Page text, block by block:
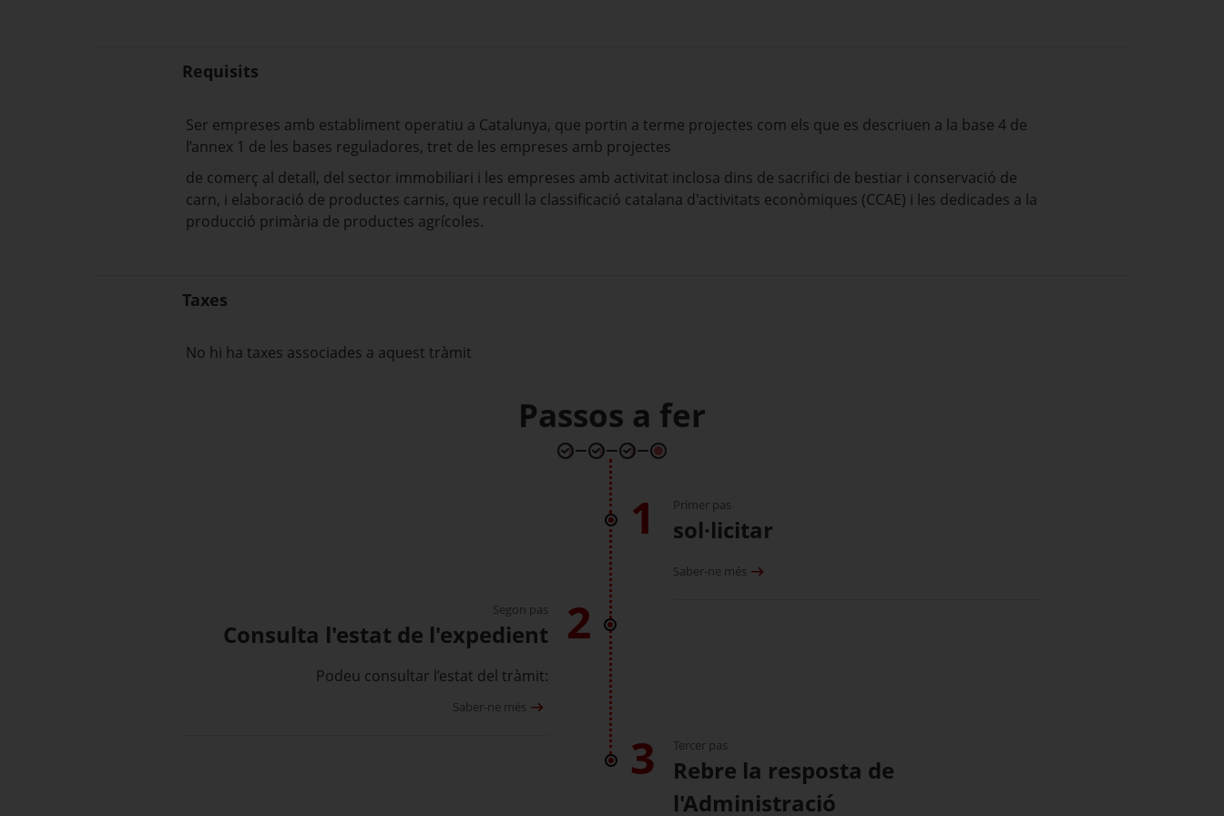
Requisits
Ser empreses amb establiment operatiu a Catalunya, que portin a terme projectes com els que es descriuen a la base 4 de
l’annex 1 de les bases reguladores, tret de les empreses amb projectes
de comerç al detall, del sector immobiliari i les empreses amb activitat inclosa dins de sacrifici de bestiar i conservació de
carn, i elaboració de productes carnis, que recull la classificació catalana d'activitats econòmiques (CCAE) i les dedicades a la
producció primària de productes agrícoles.
Taxes
No hi ha taxes associades a aquest tràmit
Passos a fer
1 Primer pas
sol·licitar
Saber-ne més
2
Segon pas
Consulta l'estat de l'expedient
Podeu consultar l’estat del tràmit:
Saber-ne més
3 Tercer pas
Rebre la resposta de
l'Administració